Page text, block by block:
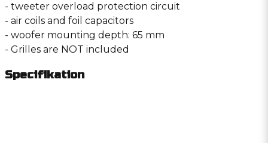
- tweeter overload protection circuit
- air coils and foil capacitors
- woofer mounting depth: 65 mm
- Grilles are NOT included
Specifikation